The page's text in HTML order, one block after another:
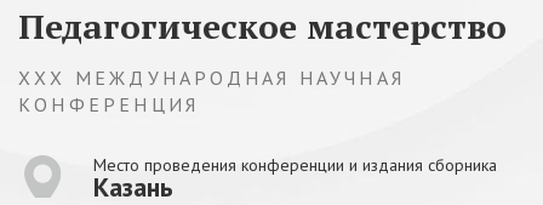
Педагогическое мастерство
XXX МЕЖДУНАРОДНАЯ НАУЧНАЯ
КОНФЕРЕНЦИЯ
Место проведения конференции и издания сборника
Казань